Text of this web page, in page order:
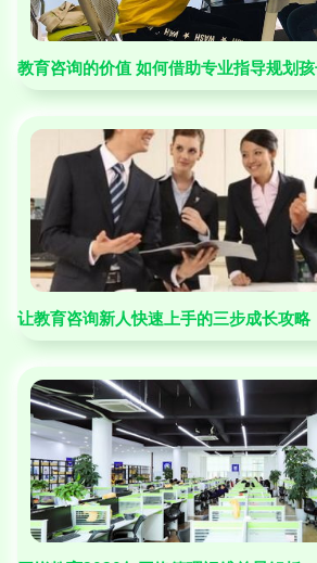
教育咨询的价值 如何借助专业指导规划
让教育咨询新人快速上手的三步成长攻略